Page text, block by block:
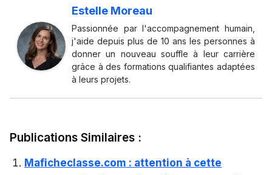
Estelle Moreau
Passionnée par l'accompagnement humain,
j'aide depuis plus de 10 ans les personnes à
donner un nouveau souffle à leur carrière
grâce à des formations qualifiantes adaptées
à leurs projets.
Publications Similaires :
Maficheclasse.com : attention à cette